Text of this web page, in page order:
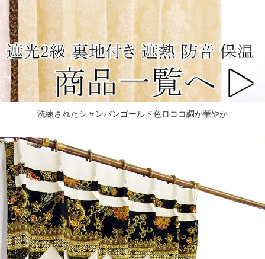
洗練されたシャンパンゴールド色ロココ調が華やか